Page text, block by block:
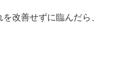
改善せずに臨んだら、